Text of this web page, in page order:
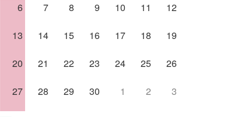
6 7 8 9 10 11 12
13 14 15 16 17 18 19
20 21 22 23 24 25 26
27 28 29 30 1 2 3